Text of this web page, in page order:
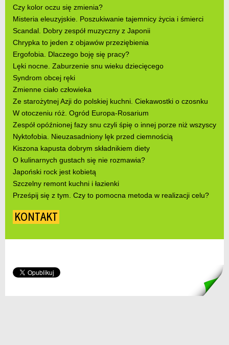
Czy kolor oczu się zmienia?
Misteria eleuzyjskie. Poszukiwanie tajemnicy życia i śmierci
Scandal. Dobry zespół muzyczny z Japonii
Chrypka to jeden z objawów przeziębienia
Ergofobia. Dlaczego boję się pracy?
Lęki nocne. Zaburzenie snu wieku dziecięcego
Syndrom obcej ręki
Zmienne ciało człowieka
Ze starożytnej Azji do polskiej kuchni. Ciekawostki o czosnku
W otoczeniu róż. Ogród Europa-Rosarium
Zespół opóźnionej fazy snu czyli śpię o innej porze niż wszyscy
Nyktofobia. Nieuzasadniony lęk przed ciemnością
Kiszona kapusta dobrym składnikiem diety
O kulinarnych gustach się nie rozmawia?
Japoński rock jest kobietą
Szczelny remont kuchni i łazienki
Prześpij się z tym. Czy to pomocna metoda w realizacji celu?
KONTAKT